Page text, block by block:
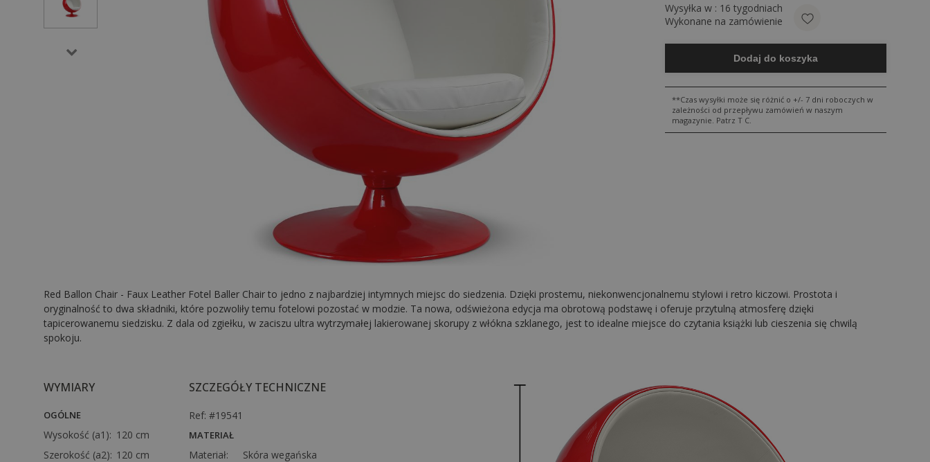
Wysyłka w : 16 tygodniach
Wykonane na zamówienie
Dodaj do koszyka
**Czas wysyłki może się różnić o +/- 7 dni roboczych w
zależności od przepływu zamówień w naszym
magazynie. Patrz T C.
Red Ballon Chair - Faux Leather Fotel Baller Chair to jedno z najbardziej intymnych miejsc do siedzenia. Dzięki prostemu, niekonwencjonalnemu stylowi i retro kiczowi. Prostota i
oryginalność to dwa składniki, które pozwoliły temu fotelowi pozostać w modzie. Ta nowa, odświeżona edycja ma obrotową podstawę i oferuje przytulną atmosferę dzięki
tapicerowanemu siedzisku. Z dala od zgiełku, w zaciszu ultra wytrzymałej lakierowanej skorupy z włókna szklanego, jest to idealne miejsce do czytania książki lub cieszenia się chwilą
spokoju.
WYMIARY
OGÓLNE
Wysokość (a1): 120 cm
Szerokość (a2): 120 cm
SZCZEGÓŁY TECHNICZNE
Ref: #19541
MATERIAŁ
Materiał:
Skóra wegańska